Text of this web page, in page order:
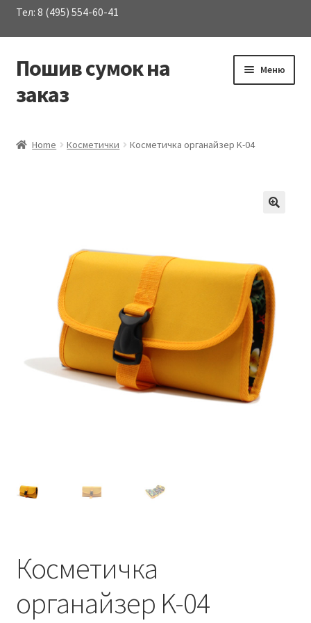
Тел: 8 (495) 554-60-41
Перейти
к
навигации
Перейти
к
содержимому
Пошив сумок на
заказ
Меню
Контакты
Home Косметички Косметичка органайзер K-04
Косметичка
органайзер K-04